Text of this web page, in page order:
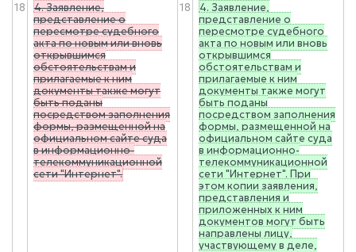
18
4. Заявление,
представление о
пересмотре судебного
акта по новым или вновь
открывшимся
обстоятельствам и
прилагаемые к ним
документы также могут
быть поданы
посредством заполнения
формы, размещенной на
официальном сайте суда
в информационно-
телекоммуникационной
сети "Интернет".
18
4. Заявление,
представление о
пересмотре судебного
акта по новым или вновь
открывшимся
обстоятельствам и
прилагаемые к ним
документы также могут
быть поданы
посредством заполнения
формы, размещенной на
официальном сайте суда
в информационно-
телекоммуникационной
сети "Интернет". При
этом копии заявления,
представления и
приложенных к ним
документов могут быть
направлены лицу,
участвующему в деле,